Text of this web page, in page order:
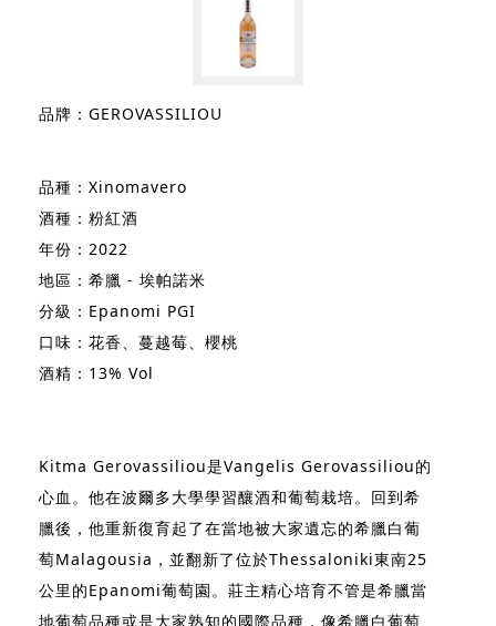
品牌：GEROVASSILIOU
品種：Xinomavero
酒種：粉紅酒
年份：2022
地區：希臘 - 埃帕諾米
分級：Epanomi PGI
口味：花香、蔓越莓、櫻桃
酒精：13% Vol
Kitma Gerovassiliou是Vangelis Gerovassiliou的
心血。他在波爾多大學學習釀酒和葡萄栽培。回到希
臘後，他重新復育起了在當地被大家遺忘的希臘白葡
萄Malagousia，並翻新了位於Thessaloniki東南25
公里的Epanomi葡萄園。莊主精心培育不管是希臘當
地葡萄品種或是大家熟知的國際品種，像希臘白葡萄